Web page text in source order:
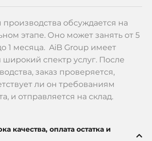
обсуждается на
этапе. Оно может занять от 5
1 месяца. AiB Group имеет
спектр услуг. После
заказ проверяется,
ли он требованиям
и отправляется на склад.
качества, оплата остатка и